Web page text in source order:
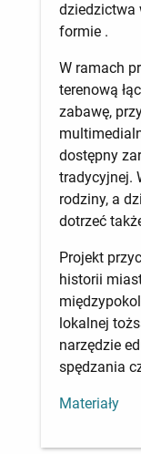
dziedzictwa
formie .
W ramach
terenową
zabawę,
dostępny
tradycyjnej.
rodziny, a
dotrzeć
Projekt
historii
lokalnej
narzędzie
spędzania
Materiały